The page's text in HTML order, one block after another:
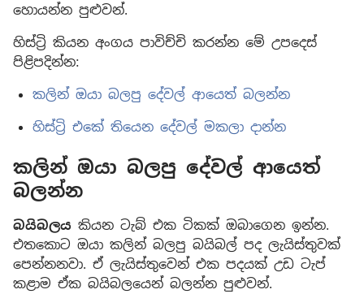
හොයන්න පුළුවන්.
හිස්ට්‍රි කියන අංගය පාවිච්චි කරන්න මේ උපදෙස්
පිළිපදින්න:
කලින් ඔයා බලපු දේවල් ආයෙත් බලන්න
හිස්ට්‍රි එකේ තියෙන දේවල් මකලා දාන්න
කලින් ඔයා බලපු දේවල් ආයෙත්
බලන්න
බයිබලය කියන ටැබ් එක ටිකක් ඔබාගෙන ඉන්න.
එතකොට ඔයා කලින් බලපු බයිබල් පද ලැයිස්තුවක්
පෙන්නනවා. ඒ ලැයිස්තුවෙන් එක පදයක් උඩ ටැප්
කළාම ඒක බයිබලයෙන් බලන්න පුළුවන්.